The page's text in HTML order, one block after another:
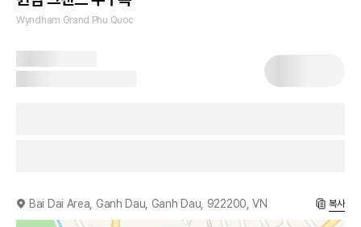
Wyndham Grand Phu Quoc
Bai Dai Area, Ganh Dau, Ganh Dau, 922200, VN 복사